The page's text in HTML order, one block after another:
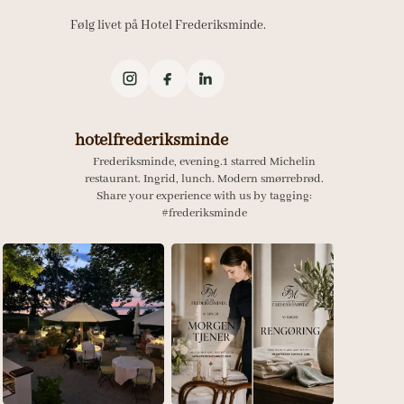
Følg livet på Hotel Frederiksminde.
hotelfrederiksminde
Frederiksminde, evening.1 starred Michelin
restaurant. Ingrid, lunch. Modern smørrebrød.
Share your experience with us by tagging:
#frederiksminde